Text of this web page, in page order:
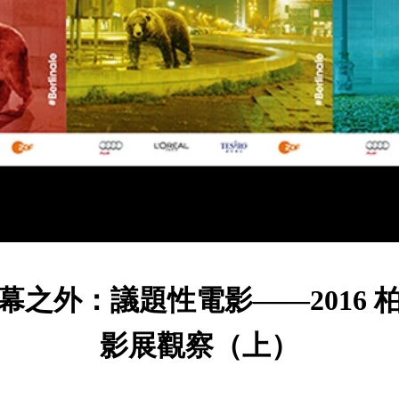
之外：議題性電影——2016
影展觀察（上）